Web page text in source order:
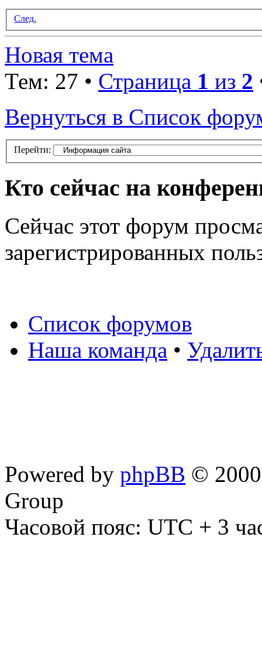
След.
Новая тема
Тем: 27 • Страница 1 из 2
Вернуться в Список
Перейти:
Кто сейчас на
Сейчас этот форум
зарегистрированных
Список форумов
Наша команда •
Powered by phpBB ©
Group
Часовой пояс: UTC + 3